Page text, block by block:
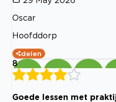
Oscar
Hoofddorp
delen
8
Goede lessen met